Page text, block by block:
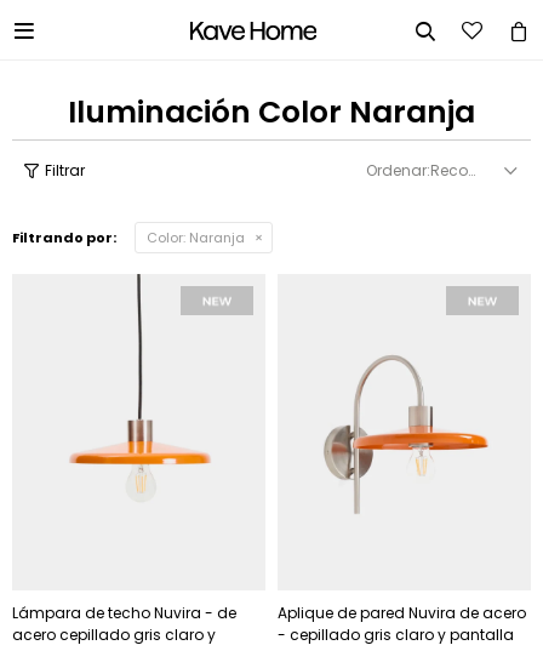
 
Iluminación Color Naranja
Recomendados
Filtrando por: Color: Naranja
Lámpara de techo Nuvira - de
acero cepillado gris claro y
Aplique de pared Nuvira de acero
- cepillado gris claro y pantalla